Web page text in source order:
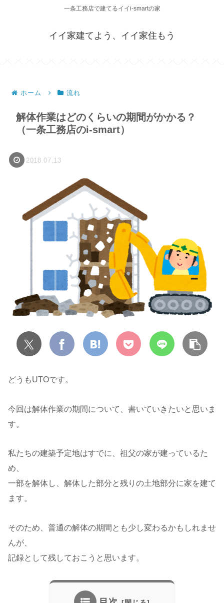
一条工務店で建てるイイi-smartの家
イイ家建てよう、イイ家住もう
ホーム 流れ
解体作業はどのくらいの期間がかかる？
（一条工務店のi-smart）
2018.07.13
どうもUTOです。
今回は解体作業の期間について、書いていきたいと思いま
す。
私たちの建築予定地はすでに、祖父の家が建っているた
め、
一部を解体し、解体した部分と残りの土地部分に家を建て
ます。
そのため、普通の解体の期間とも少し変わるかもしれませ
んが、
記録として残しておこうと思います。